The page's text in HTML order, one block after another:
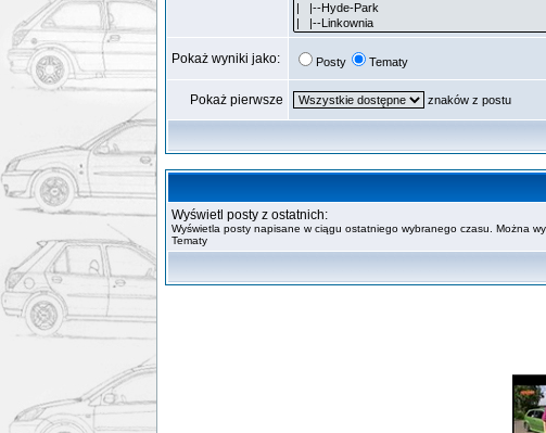
Pokaż wyniki jako: Posty Tematy
Pokaż pierwsze znaków z postu
Wyświetl posty z ostatnich:
Wyświetla posty napisane w ciągu ostatniego wybranego czasu. Można
Tematy